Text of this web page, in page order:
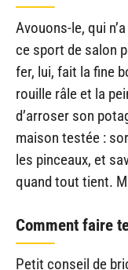
Avouons-le, qui
ce sport de salon
fer, lui, fait la fine
rouille râle et la
d’arroser son
maison testée :
les pinceaux, et
quand tout tient.
Comment faire
Petit conseil de